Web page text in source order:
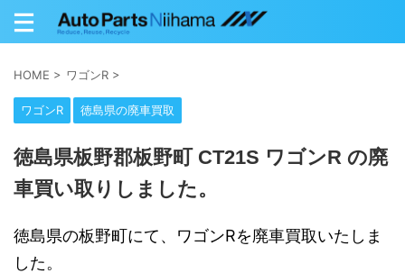
HOME > ワゴンR >
ワゴンR 徳島県の廃車買取
徳島県板野郡板野町 CT21S ワゴンR の廃
車買い取りしました。
徳島県の板野町にて、ワゴンRを廃車買取いたしま
した。